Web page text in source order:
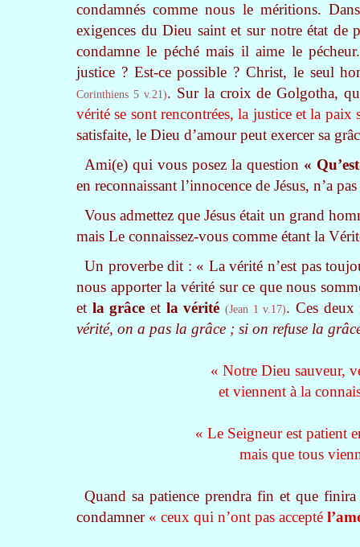
condamnés comme nous le méritions.
exigences du Dieu saint et sur notre état de
condamne le péché mais il aime le
justice ? Est-ce possible ? Christ, le seul
Corinthiens 5 v.21). Sur la croix de Golgotha,
vérité se sont rencontrées, la justice et la paix
satisfaite, le Dieu d’amour peut exercer sa
Ami(e) qui vous posez la question «
en reconnaissant l’innocence de Jésus, n’a
Vous admettez que Jésus était un grand
mais Le connaissez-vous comme étant la
Un proverbe dit : « La vérité n’est pas
nous apporter la vérité sur ce que nous
et la grâce et la vérité (Jean 1 v.17). Ces deux
vérité, on a pas la grâce ; si on refuse la
« Notre Dieu sauveur,
et viennent à la
« Le Seigneur est patient
mais que tous
Quand sa patience prendra fin et que
condamner « ceux qui n’ont pas accepté